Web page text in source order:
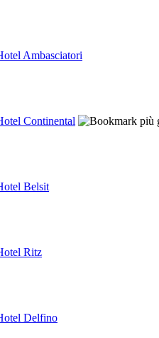
Ambasciatori
Continental
Belsit
Ritz
Delfino